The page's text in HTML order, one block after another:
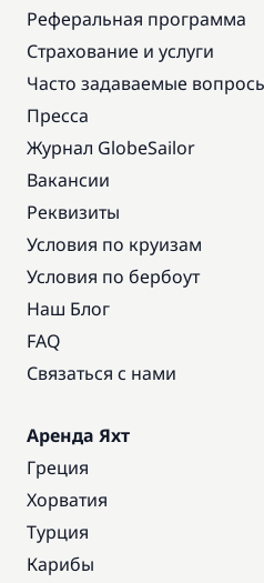
Реферальная программа
Страхование и услуги
Часто задаваемые
Пресса
Журнал GlobeSailor
Вакансии
Реквизиты
Условия по круизам
Условия по бербоут
Наш Блог
FAQ
Связаться с нами
Аренда Яхт
Греция
Хорватия
Турция
Карибы